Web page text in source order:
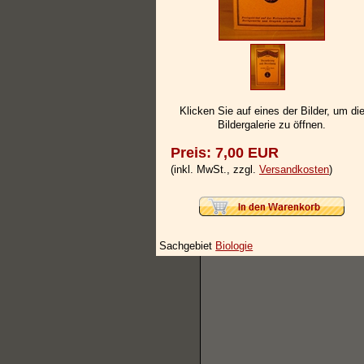
Klicken Sie auf eines der Bilder, um die
Bildergalerie zu öffnen.
Preis: 7,00 EUR
(inkl. MwSt., zzgl. Versandkosten)
Sachgebiet Biologie